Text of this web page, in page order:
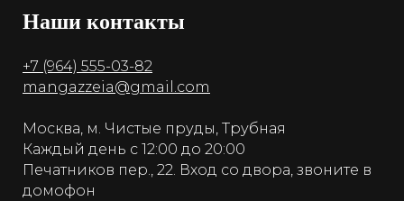
Наши контакты
+7 (964) 555-03-82
mangazzeia@gmail.com
Москва, м. Чистые пруды, Трубная
Каждый день с 12:00 до 20:00
Печатников пер., 22. Вход со двора, звоните в
домофон